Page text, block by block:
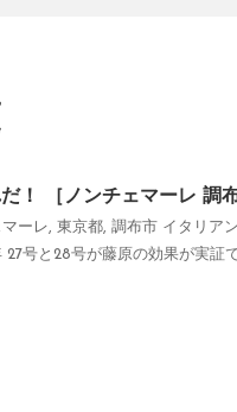
！ ［ノンチェマーレ 調
マーレ, 東京都, 調布市 イタリアン
号と28号が藤原の効果が実証